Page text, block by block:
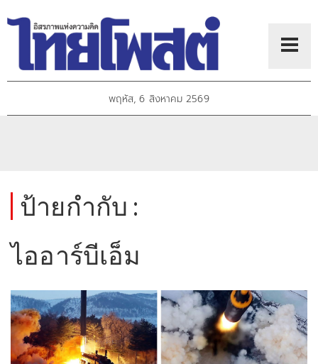
พฤหัส, 6 สิงหาคม 2569
ป้ายกำกับ :
ไออาร์บีเอ็ม